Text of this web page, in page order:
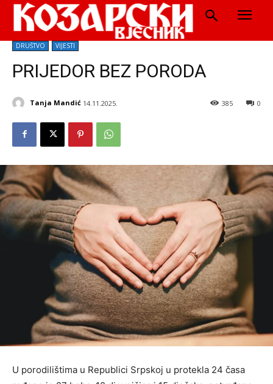
DRUŠTVO VIJESTI
PRIJEDOR BEZ PORODA
Tanja Mandić 14.11.2025. 0
385
U porodilištima u Republici Srpskoj u protekla 24 časa